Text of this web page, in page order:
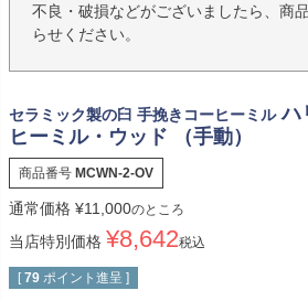
不良・破損などがございましたら、商
らせください。
セラミック製の臼 手挽きコーヒーミル ハ
ヒーミル・ウッド （手動）
商品番号 MCWN-2-OV
通常価格 ¥11,000のところ
当店特別価格 ¥8,642税込
[ 79 ポイント進呈 ]